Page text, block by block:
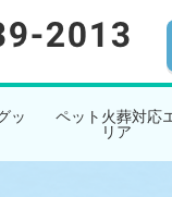
ッ
ペット火葬対応
リア